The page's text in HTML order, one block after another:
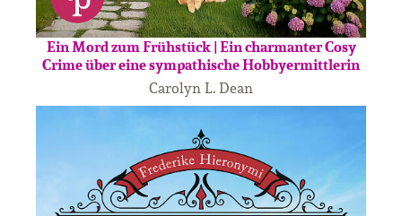
Ein Mord zum Frühstück | Ein charmanter Cosy
Crime über eine sympathische Hobbyermittlerin
Carolyn L. Dean